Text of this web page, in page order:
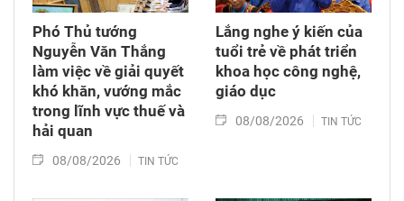
Phó Thủ tướng
Nguyễn Văn Thắng
làm việc về giải quyết
khó khăn, vướng mắc
trong lĩnh vực thuế và
hải quan
08/08/2026 TIN TỨC
Lắng nghe ý kiến của
tuổi trẻ về phát triển
khoa học công nghệ,
giáo dục
08/08/2026 TIN TỨC